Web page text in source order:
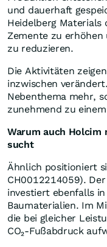
und dauerhaft
Heidelberg
Zemente zu erhöhen
zu reduzieren.
Die Aktivitäten
inzwischen
Nebenthema mehr,
zunehmend zu
Warum auch Holcim
sucht
Ähnlich positioniert
CH0012214059).
investiert ebenfalls
Baumaterialien. Im
die bei gleicher
CO₂-Fußabdruck